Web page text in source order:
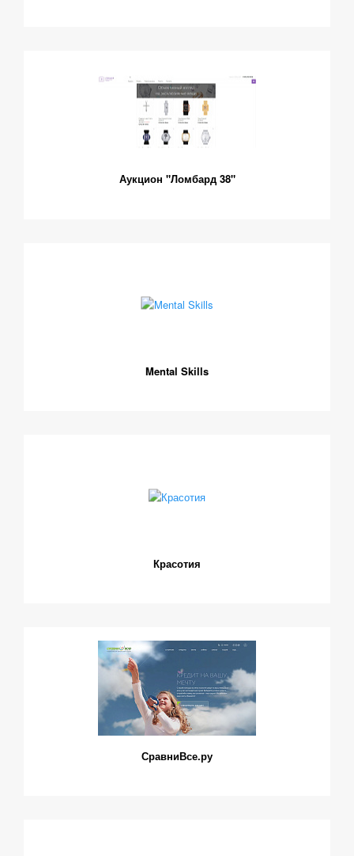
Аукцион "Ломбард 38"
Mental Skills
Красотия
СравниВсе.ру